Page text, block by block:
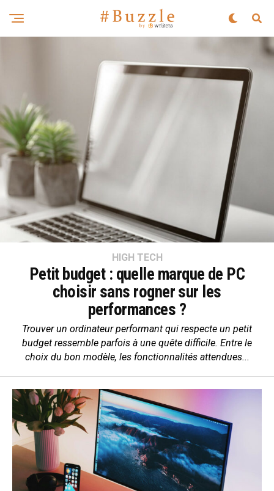
HIGH TECH
Petit budget : quelle marque de PC
choisir sans rogner sur les
performances ?
Trouver un ordinateur performant qui respecte un petit
budget ressemble parfois à une quête difficile. Entre le
choix du bon modèle, les fonctionnalités attendues...